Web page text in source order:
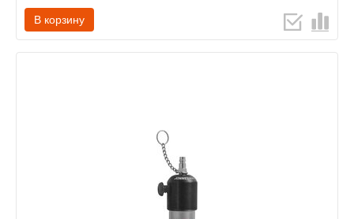
В корзину